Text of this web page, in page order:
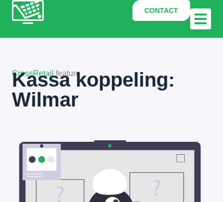
CONTACT
CrossRetail feature
Kassa koppeling:
Wilmar